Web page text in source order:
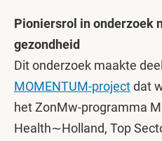
Pioniersrol in onderzoek
gezondheid
Dit onderzoek maakte
MOMENTUM-projectdat
het ZonMw-programma
Health∼Holland, Top